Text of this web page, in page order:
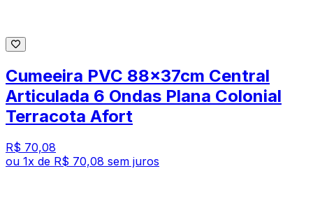
Cumeeira PVC 88x37cm Central
Articulada 6 Ondas Plana Colonial
Terracota Afort
R$ 70,08
ou 1x de R$ 70,08 sem juros